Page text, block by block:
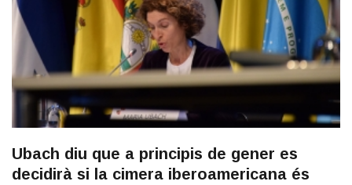
Ubach diu que a principis de gener es
decidirà si la cimera iberoamericana és